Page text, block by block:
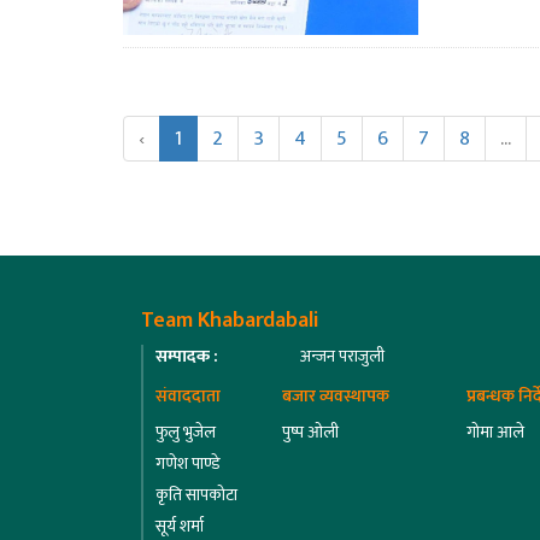
‹ 1 2 3 4 5 6 7 8 ...
Team Khabardabali
सम्पादक :
अन्जन पराजुली
संवाददाता
फुलु भुजेल
गणेश पाण्डे
कृति सापकोटा
सूर्य शर्मा
बजार व्यवस्थापक
पुष्प ओली
प्रबन्धक
गोमा आले